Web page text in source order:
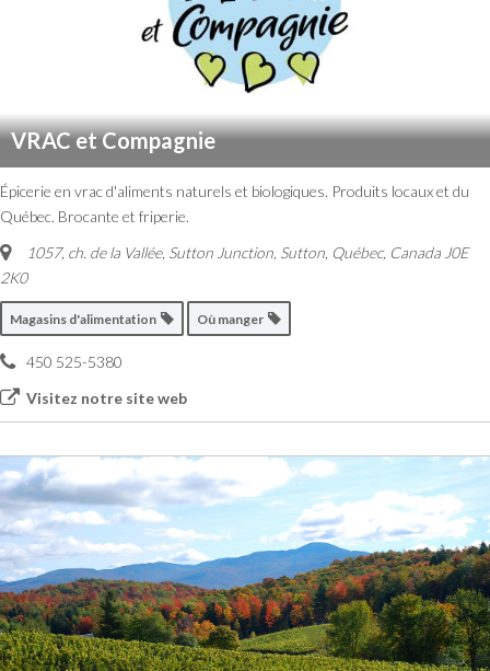
VRAC et Compagnie
Épicerie en vrac d'aliments naturels et biologiques. Produits locaux et du
Québec. Brocante et friperie.
1057, ch. de la Vallée, Sutton Junction Sutton, Québec, Canada J0E
2K0
Magasins d'alimentation Où manger
450 525-5380
Visitez notre site web